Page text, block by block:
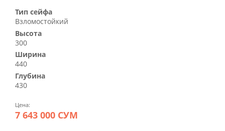
Тип сейфа
Взломостойкий
Высота
300
Ширина
440
Глубина
430
Цена:
7 643 000 СУМ